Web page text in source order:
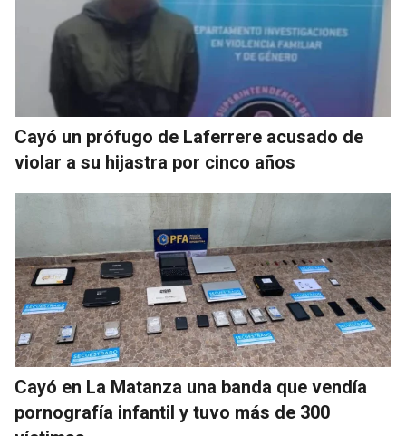
Cayó un prófugo de Laferrere acusado de
violar a su hijastra por cinco años
Cayó en La Matanza una banda que vendía
pornografía infantil y tuvo más de 300